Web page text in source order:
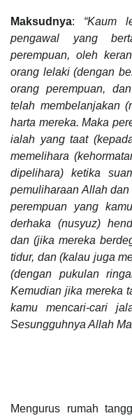
Maksudnya: “Kaum
pengawal yang
perempuan, oleh
orang lelaki (dengan
orang perempuan,
telah membelanjakan
harta mereka. Maka
ialah yang taat
memelihara
dipelihara) ketika
pemuliharaan Allah
perempuan yang
derhaka (nusyuz)
dan (jika mereka
tidur, dan (kalau juga
(dengan pukulan
Kemudian jika mereka
kamu mencari-cari
Sesungguhnya Allah
Mengurus rumah